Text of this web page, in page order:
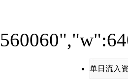
单日流入